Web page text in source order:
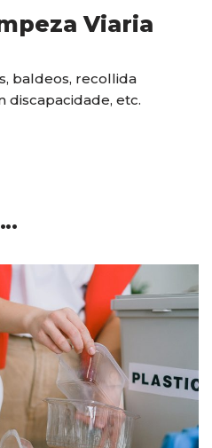
Viaria
baldeos, recollida
discapacidade, etc.